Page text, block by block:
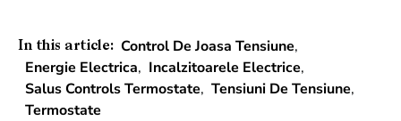
In this article: Control De Joasa Tensiune,
Energie Electrica, Incalzitoarele Electrice,
Salus Controls Termostate, Tensiuni De Tensiune,
Termostate